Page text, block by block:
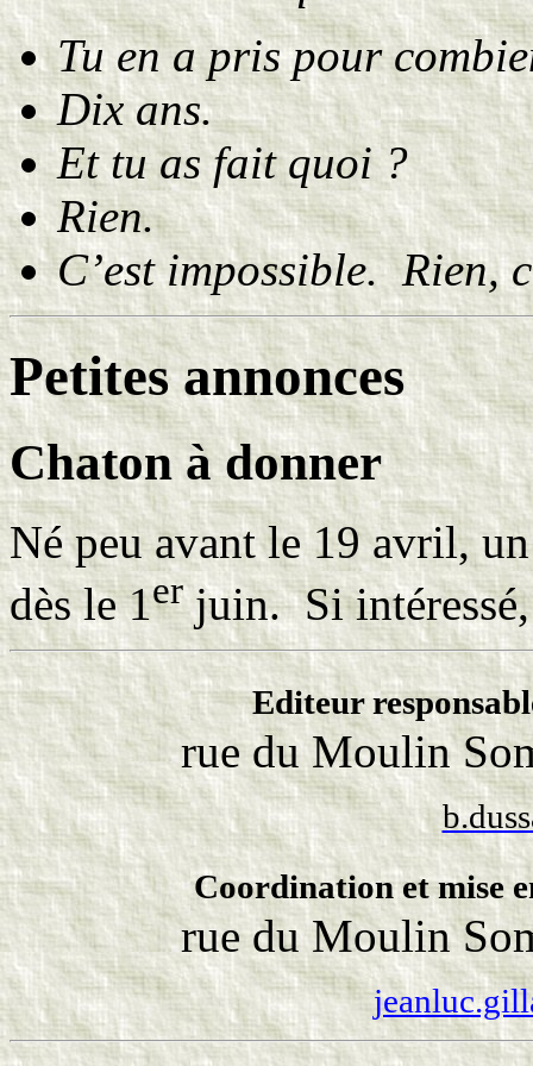
Tu en a pris pour
Dix ans.
Et tu as fait quoi ?
Rien.
C’est impossible. Rien,
Petites annonces
Chaton à donner
Né peu avant le 19 avril,
dès le 1erjuin. Si intéressé,
Editeur
rue du Moulin
Coordination et mise
rue du Moulin